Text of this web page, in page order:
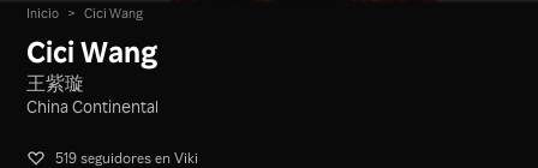
Inicio > Cici Wang
Cici Wang
王紫璇
China Continental
519 seguidores en Viki